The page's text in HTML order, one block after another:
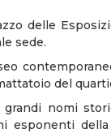
delle
sede.
del
nomi
esponenti